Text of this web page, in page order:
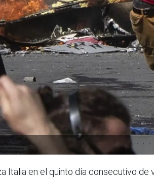
Italia en el quinto día consecutivo